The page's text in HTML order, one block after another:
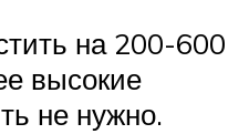
на 200-600
высокие
не нужно.